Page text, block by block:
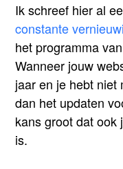
Ik schreef hier al
constante
het programma
Wanneer jouw
jaar en je hebt niet
dan het updaten
kans groot dat ook
is.